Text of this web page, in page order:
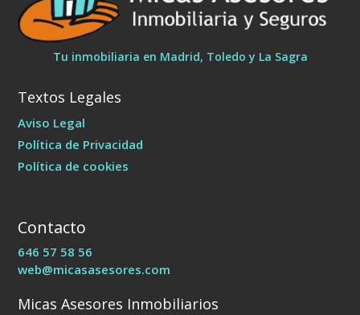
Tu inmobiliaria en Madrid, Toledo y La Sagra
Textos Legales
Aviso Legal
Política de Privacidad
Política de cookies
Contacto
646 57 58 56
web@micasasesores.com
Micas Asesores Inmobiliarios